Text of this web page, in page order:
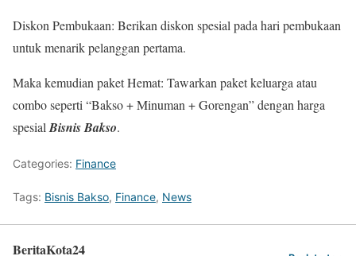
Diskon Pembukaan: Berikan diskon spesial pada hari pembukaan
untuk menarik pelanggan pertama.
Maka kemudian paket Hemat: Tawarkan paket keluarga atau
combo seperti “Bakso + Minuman + Gorengan” dengan harga
spesialBisnis Bakso.
Categories: Finance
Tags: Bisnis Bakso, Finance, News
BeritaKota24